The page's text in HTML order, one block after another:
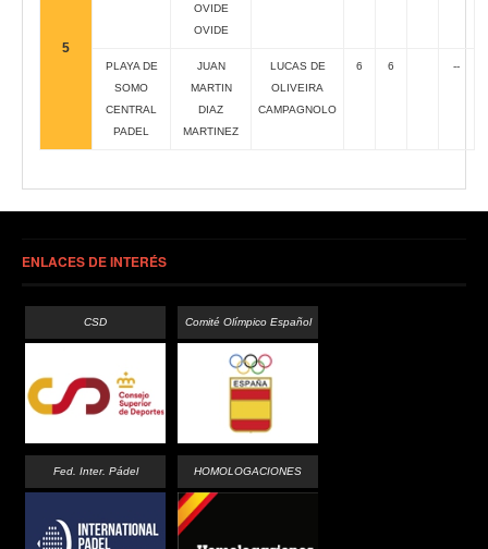
5
OVIDE
OVIDE
PLAYA DE
SOMO
CENTRAL
PADEL
JUAN
MARTIN
DIAZ
MARTINEZ
LUCAS DE
OLIVEIRA
CAMPAGNOLO
6 6 --
ENLACES DE INTERÉS
CSD Comité Olímpico Español
Fed. Inter. Pádel HOMOLOGACIONES